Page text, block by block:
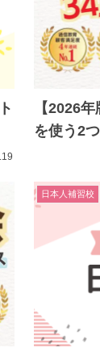
【2026
を使う2
日本人補習校